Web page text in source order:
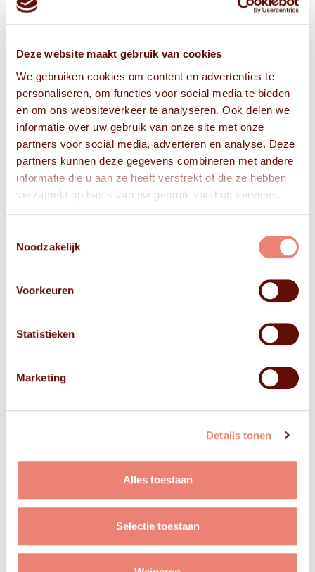
Deze website maakt gebruik van cookies
We gebruiken cookies om content en advertenties te
personaliseren, om functies voor social media te bieden
en om ons websiteverkeer te analyseren. Ook delen we
informatie over uw gebruik van onze site met onze
partners voor social media, adverteren en analyse. Deze
partners kunnen deze gegevens combineren met andere
informatie die u aan ze heeft verstrekt of die ze hebben
verzameld op basis van uw gebruik van hun services.
Noodzakelijk
Voorkeuren
Statistieken
Marketing
Details tonen
Alles toestaan
Selectie toestaan